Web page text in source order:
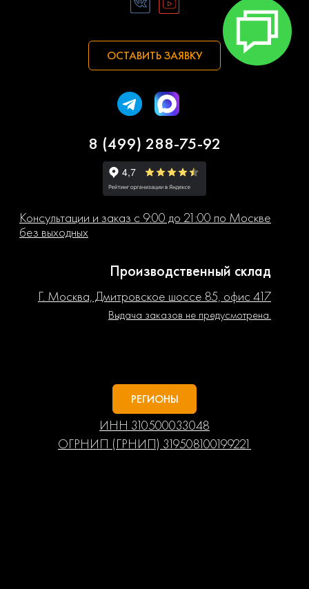
ОСТАВИТЬ ЗАЯВКУ
8 (499) 288-75-92
Консультации и заказ с 9:00 до 21:00 по Москве
без выходных
Производственный склад
Г. Москва, Дмитровское шоссе 85, офис 417
Выдача заказов не предусмотрена.
РЕГИОНЫ
ИНН 310500033048
ОГРНИП (ГРНИП) 319508100199221